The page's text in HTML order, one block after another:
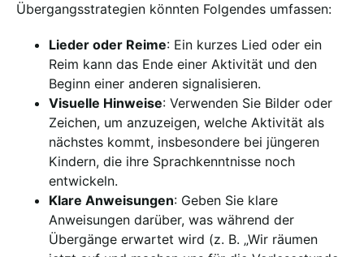
Übergangsstrategien könnten Folgendes umfassen:
Lieder oder Reime: Ein kurzes Lied oder ein
Reim kann das Ende einer Aktivität und den
Beginn einer anderen signalisieren.
Visuelle Hinweise: Verwenden Sie Bilder oder
Zeichen, um anzuzeigen, welche Aktivität als
nächstes kommt, insbesondere bei jüngeren
Kindern, die ihre Sprachkenntnisse noch
entwickeln.
Klare Anweisungen: Geben Sie klare
Anweisungen darüber, was während der
Übergänge erwartet wird (z. B. „Wir räumen